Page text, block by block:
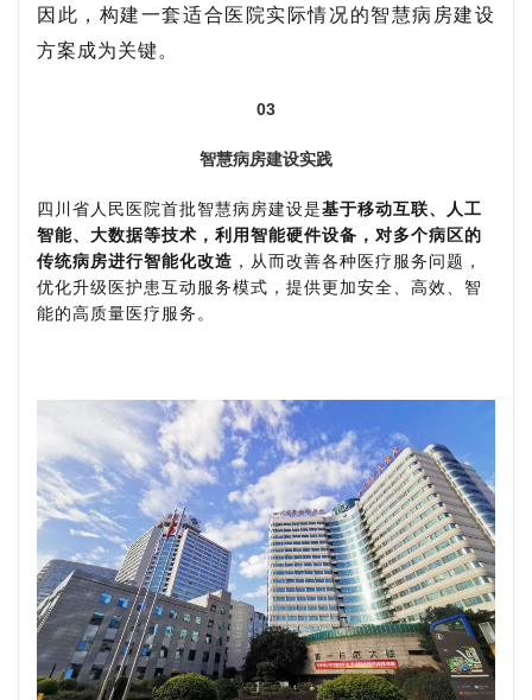
因此，构建一套适合医院实际情况的智慧病房建设
方案成为关键。
03
智慧病房建设实践
四川省人民医院首批智慧病房建设是基于移动互联、人工
智能、大数据等技术，利用智能硬件设备，对多个病区的
传统病房进行智能化改造 ，从而改善各种医疗服务问题，
优化升级医护患互动服务模式，提供更加安全、高效、智
能的高质量医疗服务。